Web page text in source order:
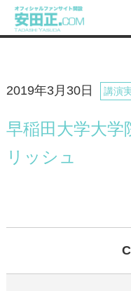
2019年3月30日 講演
早稲田大学大
リッシュ